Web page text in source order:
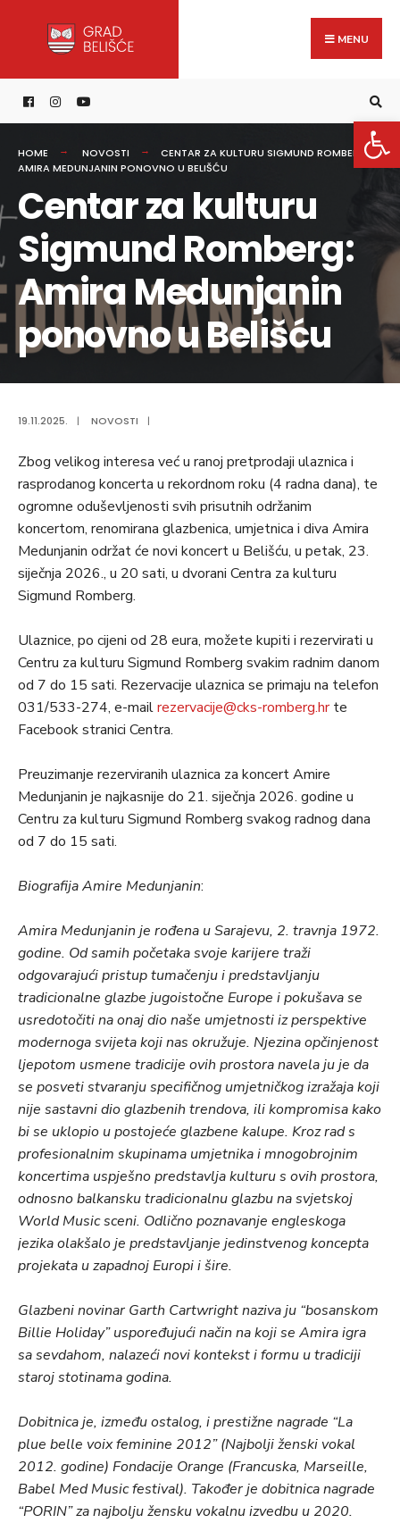
content
MENU
HOME NOVOSTI
CENTAR ZA KULTURU SIGMUND ROMBERG:
AMIRA MEDUNJANIN PONOVNO U BELIŠĆU
Centar za kulturu
Sigmund Romberg:
Amira Medunjanin
ponovno u Belišću
19.11.2025. | NOVOSTI |
Zbog velikog interesa već u ranoj pretprodaji ulaznica i
rasprodanog koncerta u rekordnom roku (4 radna dana), te
ogromne oduševljenosti svih prisutnih održanim
koncertom, renomirana glazbenica, umjetnica i diva Amira
Medunjanin održat će novi koncert u Belišću, u petak, 23.
siječnja 2026., u 20 sati, u dvorani Centra za kulturu
Sigmund Romberg.
Ulaznice, po cijeni od 28 eura, možete kupiti i rezervirati u
Centru za kulturu Sigmund Romberg svakim radnim danom
od 7 do 15 sati. Rezervacije ulaznica se primaju na telefon
031/533-274, e-mailrezervacije@cks-romberg.hrte
Facebook stranici Centra.
Preuzimanje rezerviranih ulaznica za koncert Amire
Medunjanin je najkasnije do 21. siječnja 2026. godine u
Centru za kulturu Sigmund Romberg svakog radnog dana
od 7 do 15 sati.
Biografija Amire Medunjanin:
Amira Medunjanin je rođena u Sarajevu, 2. travnja 1972.
godine. Od samih početaka svoje karijere traži
odgovarajući pristup tumačenju i predstavljanju
tradicionalne glazbe jugoistočne Europe i pokušava se
usredotočiti na onaj dio naše umjetnosti iz perspektive
modernoga svijeta koji nas okružuje. Njezina opčinjenost
ljepotom usmene tradicije ovih prostora navela ju je da
se posveti stvaranju specifičnog umjetničkog izražaja koji
nije sastavni dio glazbenih trendova, ili kompromisa kako
bi se uklopio u postojeće glazbene kalupe. Kroz rad s
profesionalnim skupinama umjetnika i mnogobrojnim
koncertima uspješno predstavlja kulturu s ovih prostora,
odnosno balkansku tradicionalnu glazbu na svjetskoj
World Music sceni. Odlično poznavanje engleskoga
jezika olakšalo je predstavljanje jedinstvenog koncepta
projekata u zapadnoj Europi i šire.
Glazbeni novinar Garth Cartwright naziva ju “bosanskom
Billie Holiday” uspoređujući način na koji se Amira igra
sa sevdahom, nalazeći novi kontekst i formu u tradiciji
staroj stotinama godina.
Dobitnica je, između ostalog, i prestižne nagrade “La
plue belle voix feminine 2012” (Najbolji ženski vokal
2012. godine) Fondacije Orange (Francuska, Marseille,
Babel Med Music festival). Također je dobitnica nagrade
“PORIN” za najbolju žensku vokalnu izvedbu u 2020.
for: